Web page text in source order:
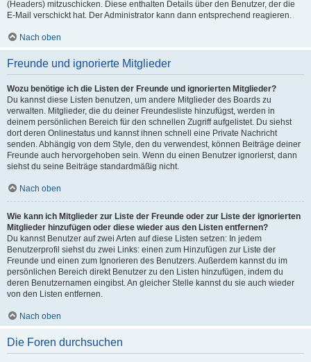
(Headers) mitzuschicken. Diese enthalten Details über den Benutzer, der die
E-Mail verschickt hat. Der Administrator kann dann entsprechend reagieren.
Nach oben
Freunde und ignorierte Mitglieder
Wozu benötige ich die Listen der Freunde und ignorierten Mitglieder?
Du kannst diese Listen benutzen, um andere Mitglieder des Boards zu
verwalten. Mitglieder, die du deiner Freundesliste hinzufügst, werden in
deinem persönlichen Bereich für den schnellen Zugriff aufgelistet. Du siehst
dort deren Onlinestatus und kannst ihnen schnell eine Private Nachricht
senden. Abhängig von dem Style, den du verwendest, können Beiträge deiner
Freunde auch hervorgehoben sein. Wenn du einen Benutzer ignorierst, dann
siehst du seine Beiträge standardmäßig nicht.
Nach oben
Wie kann ich Mitglieder zur Liste der Freunde oder zur Liste der ignorierten
Mitglieder hinzufügen oder diese wieder aus den Listen entfernen?
Du kannst Benutzer auf zwei Arten auf diese Listen setzen: In jedem
Benutzerprofil siehst du zwei Links: einen zum Hinzufügen zur Liste der
Freunde und einen zum Ignorieren des Benutzers. Außerdem kannst du im
persönlichen Bereich direkt Benutzer zu den Listen hinzufügen, indem du
deren Benutzernamen eingibst. An gleicher Stelle kannst du sie auch wieder
von den Listen entfernen.
Nach oben
Die Foren durchsuchen